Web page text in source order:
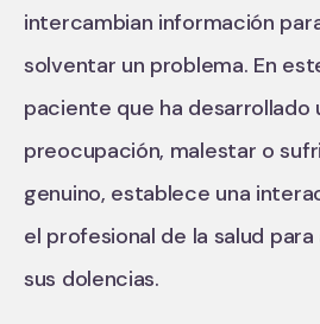
intercambian información
solventar un problema. En
paciente que ha desarrollado
preocupación, malestar o
genuino, establece una
el profesional de la salud
sus dolencias.